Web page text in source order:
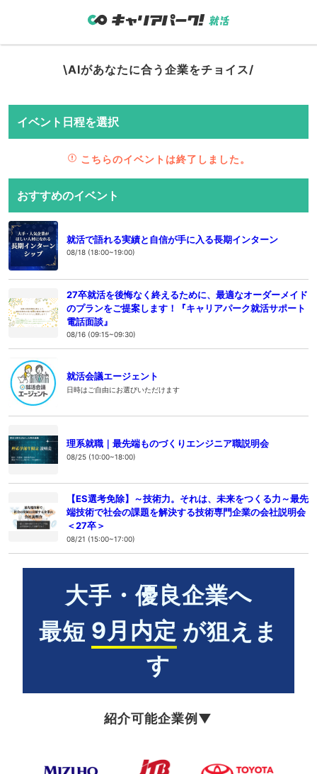
\AIがあなたに合う企業をチョイス/
イベント日程を選択
こちらのイベントは終了しました。
おすすめのイベント
就活で語れる実績と自信が手に入る長期インターン
08/18 (18:00~19:00)
27卒就活を後悔なく終えるために、最適なオーダーメイド
のプランをご提案します！『キャリアパーク就活サポート
電話面談』
08/16 (09:15~09:30)
就活会議エージェント
日時はご自由にお選びいただけます
理系就職｜最先端ものづくりエンジニア職説明会
08/25 (10:00~18:00)
【ES選考免除】～技術力。それは、未来をつくる力～最先
端技術で社会の課題を解決する技術専門企業の会社説明会
＜27卒＞
08/21 (15:00~17:00)
大手・優良企業へ
最短 9月内定 が狙えま
す
紹介可能企業例▼